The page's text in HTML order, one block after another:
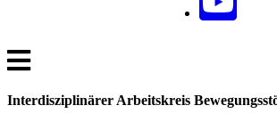
Interdisziplinärer Arbeitskreis